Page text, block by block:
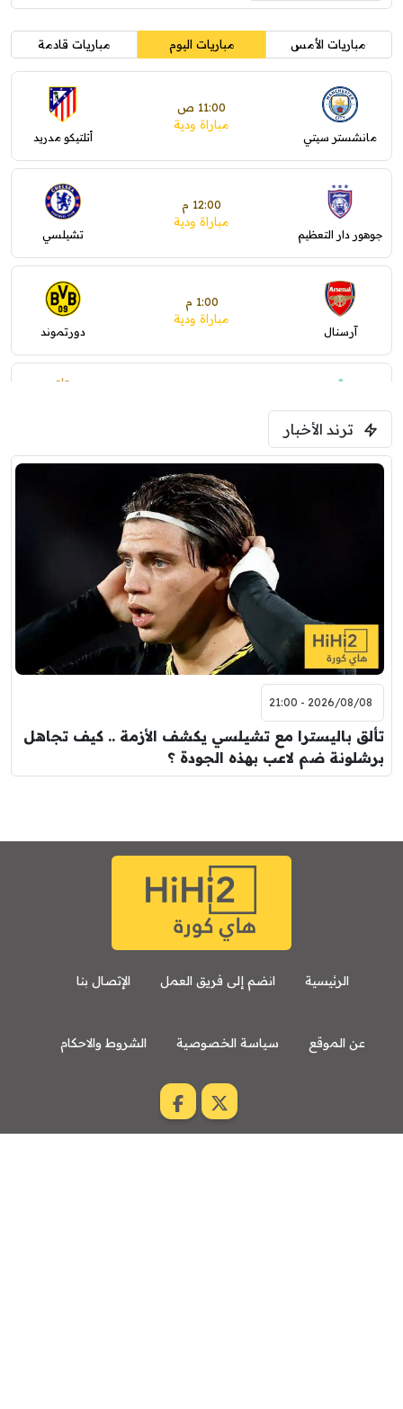
مباريات الأمس مباريات اليوم مباريات قادمة
مانشستر سيتي
11:00 ص
مباراة ودية
أتلتيكو مدريد
جوهور دار التعظيم
12:00 م
مباراة ودية
تشيلسي
آرسنال
1:00 م
مباراة ودية
دورتموند
ليفربول
ترند الأخبار
2026/08/08 - 21:00
تألق باليسترا مع تشيلسي يكشف الأزمة .. كيف تجاهل
برشلونة ضم لاعب بهذه الجودة ؟
الرئيسية انضم إلى فريق العمل الإتصال بنا
عن الموقع سياسة الخصوصية الشروط والاحكام